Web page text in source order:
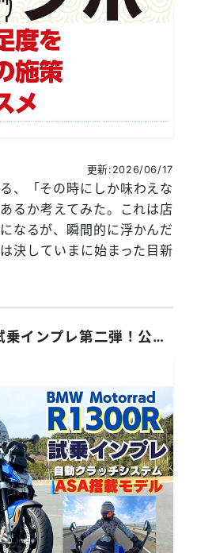
更新:2026/06/17
、「その時にしか味わえな
るか考えてみた。これは店
なるが、瞬間的に浮かんだ
決していまに始まった目新
BMW「R1300R」試乗インプレ第二弾！公道走行でASA性能をチェック！